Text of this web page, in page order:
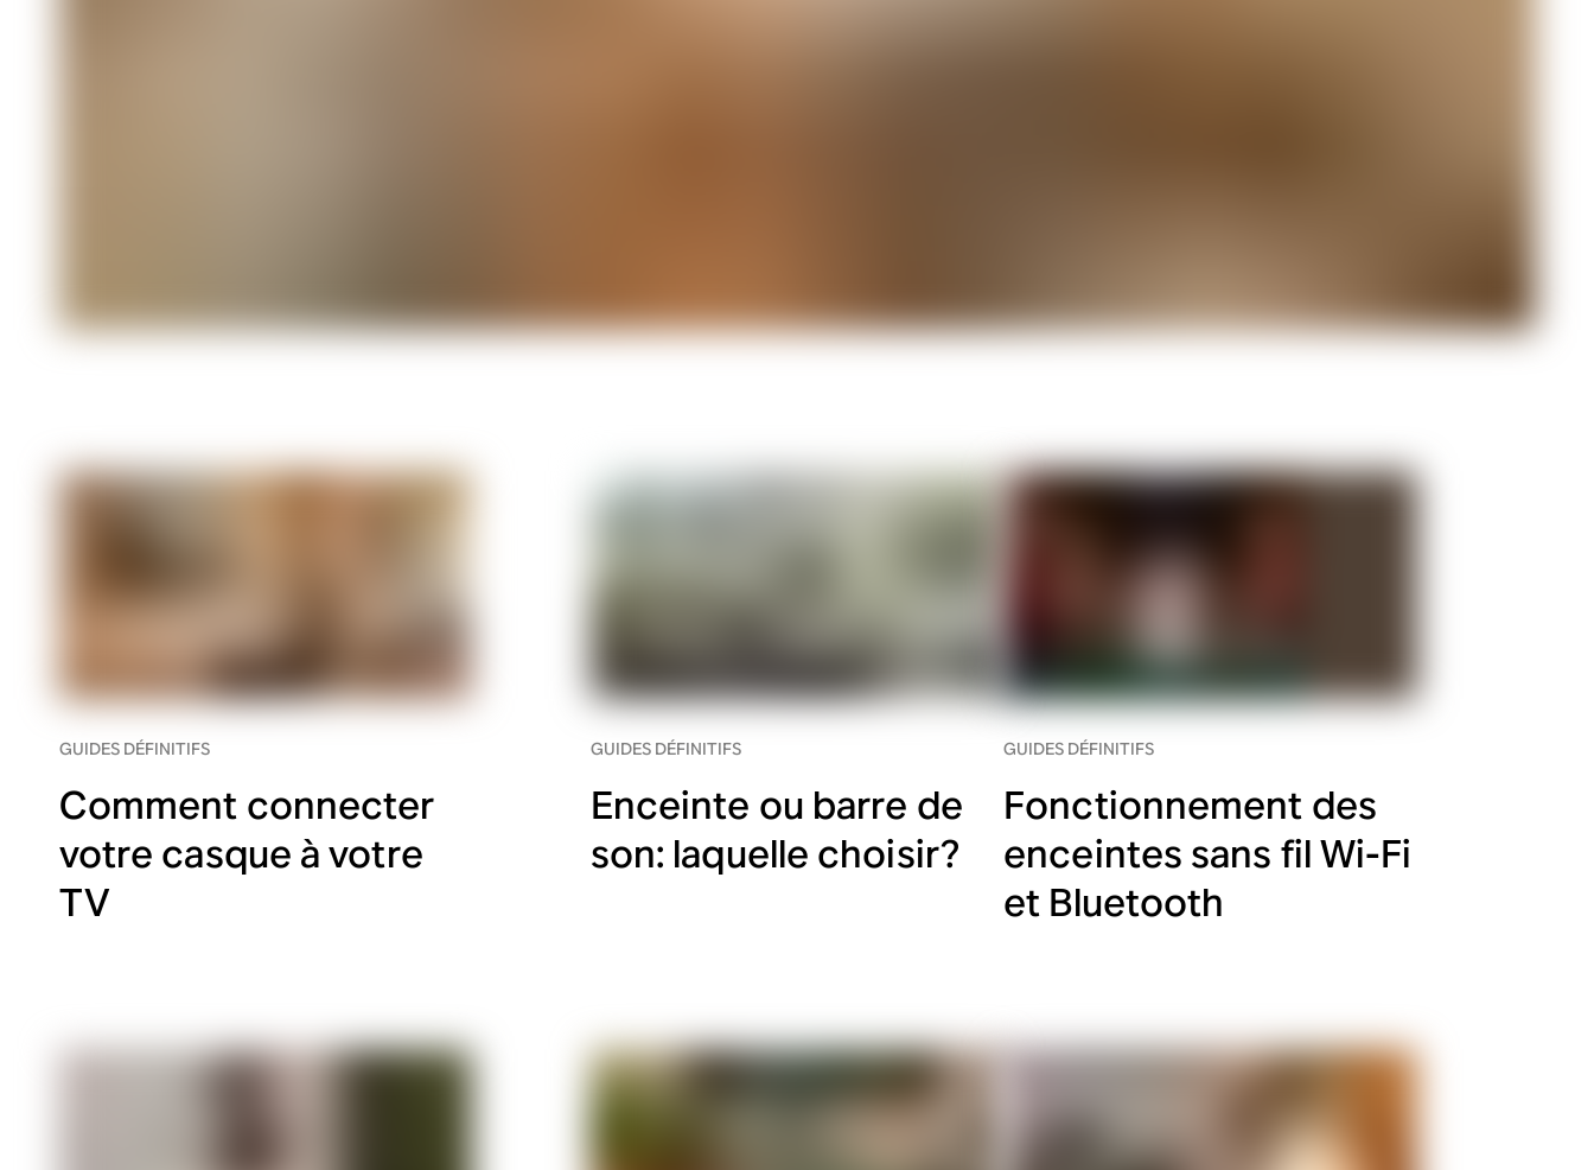
GUIDES DÉFINITIFS
Comment connecter
votre casque à votre
TV
GUIDES DÉFINITIFS
Enceinte ou barre de
son: laquelle choisir?
GUIDES DÉFINITIFS
Fonctionnement des
enceintes sans fil Wi-Fi
et Bluetooth